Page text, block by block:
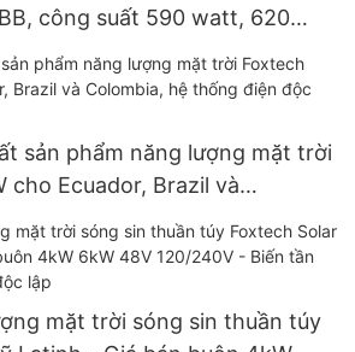
công suất 590 watt, 620
watt, dạng module hai mặt.
sản phẩm năng lượng mặt trời
cho Ecuador, Brazil và
điện độc lập 120V.
mặt trời sóng sin thuần túy